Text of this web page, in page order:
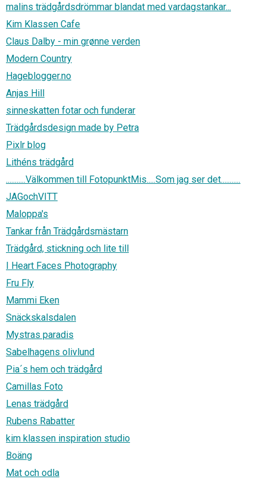
malins trädgårdsdrömmar blandat med vardagstankar...
Kim Klassen Cafe
Claus Dalby - min grønne verden
Modern Country
Hageblogger.no
Anjas Hill
sinneskatten fotar och funderar
Trädgårdsdesign made by Petra
Pixlr blog
Lithéns trädgård
...........Välkommen till FotopunktMis.....Som jag ser det...........
JAGochVITT
Maloppa's
Tankar från Trädgårdsmästarn
Trädgård, stickning och lite till
I Heart Faces Photography
Fru Fly
Mammi Eken
Snäckskalsdalen
Mystras paradis
Sabelhagens olivlund
Pia´s hem och trädgård
Camillas Foto
Lenas trädgård
Rubens Rabatter
kim klassen inspiration studio
Boäng
Mat och odla